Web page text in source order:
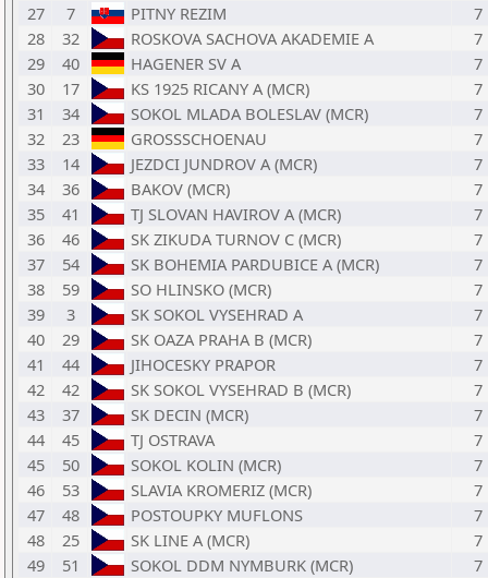
27
7 PITNY REZIM
7
28
32 ROSKOVA SACHOVA AKADEMIE A
7
29
40 HAGENER SV A
7
30
17 KS 1925 RICANY A (MCR)
7
31
34 SOKOL MLADA BOLESLAV (MCR)
7
32
23 GROSSSCHOENAU
7
33
14 JEZDCI JUNDROV A (MCR)
7
34
36 BAKOV (MCR)
7
35
41 TJ SLOVAN HAVIROV A (MCR)
7
36
46 SK ZIKUDA TURNOV C (MCR)
7
37
54 SK BOHEMIA PARDUBICE A (MCR)
7
38
59 SO HLINSKO (MCR)
7
39
3 SK SOKOL VYSEHRAD A
7
40
29 SK OAZA PRAHA B (MCR)
7
41
44 JIHOCESKY PRAPOR
7
42
42 SK SOKOL VYSEHRAD B (MCR)
7
43
37 SK DECIN (MCR)
7
44
45 TJ OSTRAVA
7
45
50 SOKOL KOLIN (MCR)
7
46
53 SLAVIA KROMERIZ (MCR)
7
47
48 POSTOUPKY MUFLONS
7
48
25 SK LINE A (MCR)
7
49
51 SOKOL DDM NYMBURK (MCR)
7